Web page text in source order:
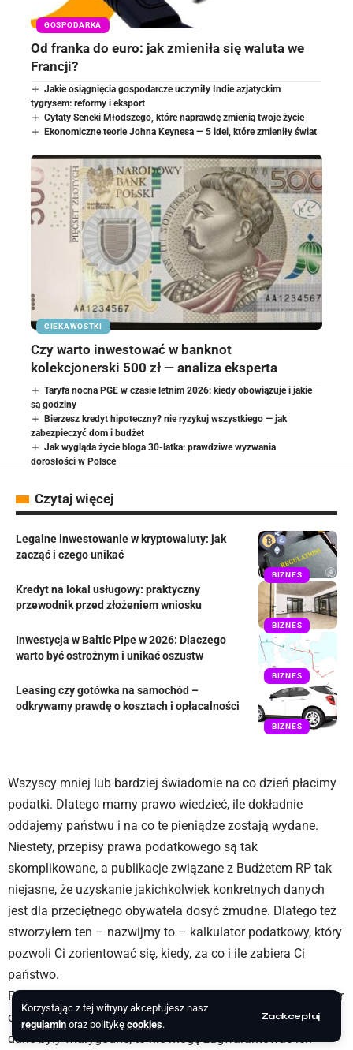
Korzystając z tej witryny akceptujesz nasz
regulamin oraz politykę cookies.
Zaakceptuj
GOSPODARKA
Od franka do euro: jak zmieniła się waluta we
Francji?
Jakie osiągnięcia gospodarcze uczyniły Indie azjatyckim
tygrysem: reformy i eksport
Cytaty Seneki Młodszego, które naprawdę zmienią twoje życie
Ekonomiczne teorie Johna Keynesa — 5 idei, które zmieniły świat
CIEKAWOSTKI
Czy warto inwestować w banknot
kolekcjonerski 500 zł — analiza eksperta
Taryfa nocna PGE w czasie letnim 2026: kiedy obowiązuje i jakie
są godziny
Bierzesz kredyt hipoteczny? nie ryzykuj wszystkiego — jak
zabezpieczyć dom i budżet
Jak wygląda życie bloga 30-latka: prawdziwe wyzwania
dorosłości w Polsce
Czytaj więcej
BIZNES
Legalne inwestowanie w kryptowaluty: jak
zacząć i czego unikać
BIZNES
Kredyt na lokal usługowy: praktyczny
przewodnik przed złożeniem wniosku
BIZNES
Inwestycja w Baltic Pipe w 2026: Dlaczego
warto być ostrożnym i unikać oszustw
BIZNES
Leasing czy gotówka na samochód –
odkrywamy prawdę o kosztach i opłacalności
Wszyscy mniej lub bardziej świadomie na co dzień płacimy
podatki. Dlatego mamy prawo wiedzieć, ile dokładnie
oddajemy państwu i na co te pieniądze zostają wydane.
Niestety, przepisy prawa podatkowego są tak
skomplikowane, a publikacje związane z Budżetem RP tak
niejasne, że uzyskanie jakichkolwiek konkretnych danych
jest dla przeciętnego obywatela dosyć żmudne. Dlatego też
stworzyłem ten – nazwijmy to – kalkulator podatkowy, który
pozwoli Ci zorientować się, kiedy, za co i ile zabiera Ci
państwo.
Przedstawione tu informacje mają mają wyłącznie charakter
orientacyjny. Pomimo, że dołożyłem wszelkich starań, aby
dane były wiarygodne, to nie mogę zagwarantować ich